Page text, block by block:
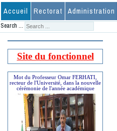
Accueil Rectorat Administration
Search ...
Site du fonctionnel
Mot du Professeur Omar FERHATI,
recteur de l'Université, dans la nouvelle
cérémonie de l'année académique